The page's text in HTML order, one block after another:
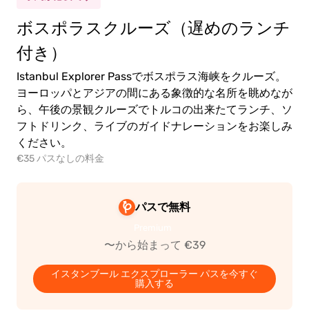
ボスポラスクルーズ（遅めのランチ
付き）
Istanbul Explorer Passでボスポラス海峡をクルーズ。
ヨーロッパとアジアの間にある象徴的な名所を眺めなが
ら、午後の景観クルーズでトルコの出来たてランチ、ソ
フトドリンク、ライブのガイドナレーションをお楽しみ
ください。
€35 パスなしの料金
パスで無料
〜から始まって €39
イスタンブール エクスプローラー パスを今すぐ
購入する